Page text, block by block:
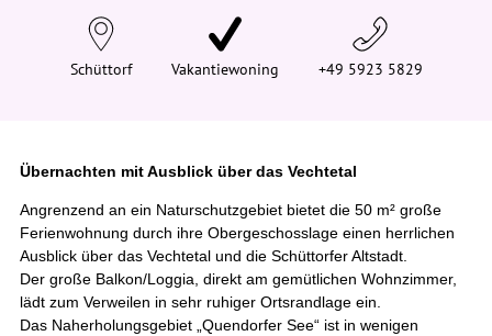
e
h
e
Schüttorf Vakantiewoning +49 5923 5829
Übernachten mit Ausblick über das Vechtetal
Angrenzend an ein Naturschutzgebiet bietet die 50 m² große
Ferienwohnung durch ihre Obergeschosslage einen herrlichen
Ausblick über das Vechtetal und die Schüttorfer Altstadt.
Der große Balkon/Loggia, direkt am gemütlichen Wohnzimmer,
lädt zum Verweilen in sehr ruhiger Ortsrandlage ein.
Das Naherholungsgebiet „Quendorfer See“ ist in wenigen